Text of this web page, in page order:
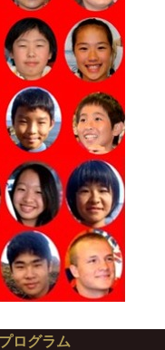
ログラム